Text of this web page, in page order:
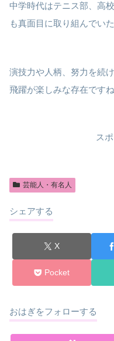
中学時代はテニス部、高
も真面目に取り組んでい
演技力や人柄、努力を続
飛躍が楽しみな存在ですね
ス
芸能人・有名人
シェアする
X
Pocket
おはぎをフォローする